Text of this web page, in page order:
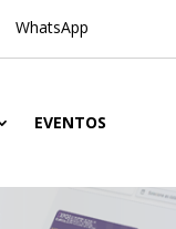
WhatsApp
EVENTOS